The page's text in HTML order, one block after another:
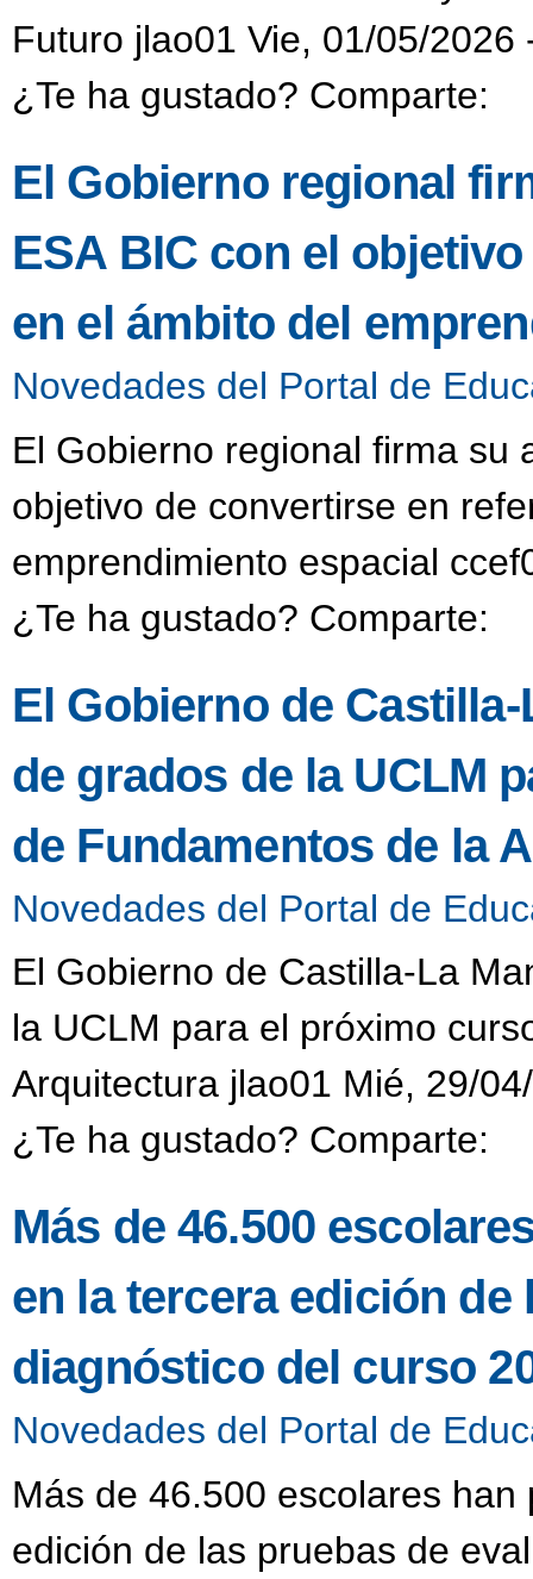
Futuro jlao01 Vie, 01/05/2026
¿Te ha gustado? Comparte:
El Gobierno regional
ESA BIC con el
en el ámbito del
Novedades del Portal de
El Gobierno regional firma su
objetivo de convertirse en
emprendimiento espacial
¿Te ha gustado? Comparte:
El Gobierno de
de grados de la UCLM
de Fundamentos de la
Novedades del Portal de
El Gobierno de Castilla-La
la UCLM para el próximo
Arquitectura jlao01 Mié, 29/
¿Te ha gustado? Comparte:
Más de 46.500
en la tercera edición
diagnóstico del curso
Novedades del Portal de
Más de 46.500 escolares
edición de las pruebas de